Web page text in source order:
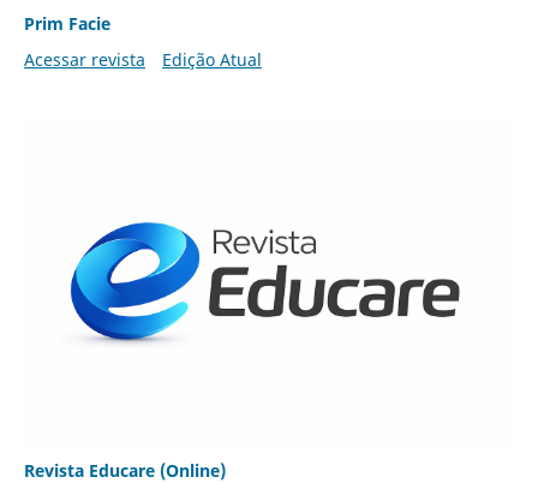
Prim Facie
Acessar revista
Edição Atual
Revista Educare (Online)